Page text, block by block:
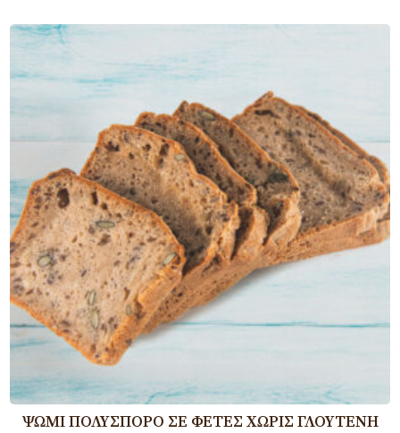
ΨΩΜΊ ΠΟΛΎΣΠΟΡΟ ΣΕ ΦΈΤΕΣ ΧΩΡΊΣ ΓΛΟΥΤΈΝΗ